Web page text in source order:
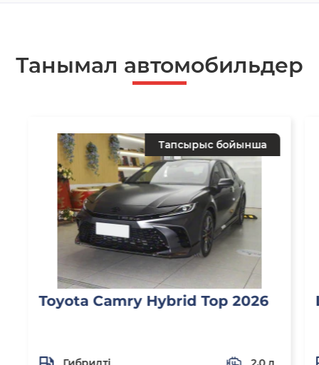
Танымал автомобильдер
Тапсырыс бойынша
Toyota Camry Hybrid Top 2026